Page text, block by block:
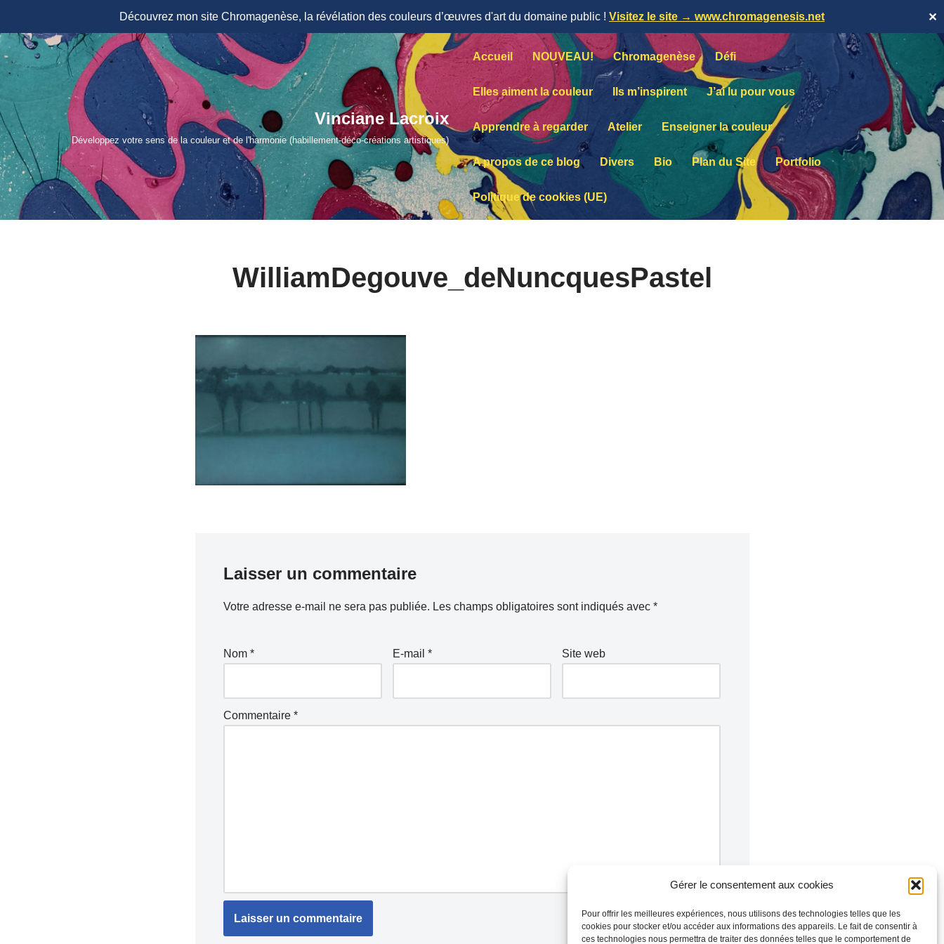
Gérer le consentement aux cookies
Pour offrir les meilleures expériences, nous utilisons des technologies telles que les
cookies pour stocker et/ou accéder aux informations des appareils. Le fait de consentir à
ces technologies nous permettra de traiter des données telles que le comportement de
Découvrez mon site Chromagenèse, la révélation des couleurs d’œuvres d'art du domaine public ! Visitez le site → www.chromagenesis.net ✕
Aller
contenu
Vinciane Lacroix
Développez votre sens de la couleur et de l'harmonie (habillement-déco-créations artistiques)
Accueil NOUVEAU! Chromagenèse Défi
Elles aiment la couleur Ils m’inspirent J’ai lu pour vous
Apprendre à regarder Atelier Enseigner la couleur
A propos de ce blog Divers Bio Plan du Site Portfolio
Politique de cookies (UE)
WilliamDegouve_deNuncquesPastel
Laisser un commentaire
Votre adresse e-mail ne sera pas publiée. Les champs obligatoires sont indiqués avec *
Nom * E-mail * Site web
Commentaire *